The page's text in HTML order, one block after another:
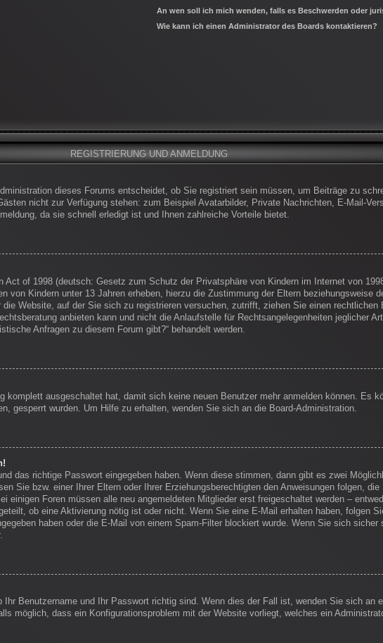
An wen soll ich mich wenden, falls es Beschwerden oder
Wie kann ich einen Administrator des Boards kontaktieren?
REGISTRIERUNG UND ANMELDUNG
dieses Forums entscheidet, ob Sie registriert sein müssen, um Beiträge zu
nicht zur Verfügung stehen: zum Beispiel Avatarbilder, Private Nachrichten, E-Mail-
da sie schnell erledigt ist und Ihnen zahlreiche Vorteile bietet.
Act of 1998 (deutsch: Gesetz zum Schutz der Privatsphäre von Kindern im Internet von
von Kindern unter 13 Jahren erheben, hierzu die Zustimmung der Eltern beziehungsweise
Website, auf der Sie sich zu registrieren versuchen, zutrifft, ziehen Sie einen rechtlichen
anbieten kann und nicht die Anlaufstelle für Rechtsangelegenheiten jeglicher
Anfragen zu diesem Forum gibt?“ behandelt werden.
komplett ausgeschaltet hat, damit sich keine neuen Benutzer mehr anmelden können. Es
gesperrt wurden. Um Hilfe zu erhalten, wenden Sie sich an die Board-Administration.
das richtige Passwort eingegeben haben. Wenn diese stimmen, dann gibt es zwei
Sie bzw. einer Ihrer Eltern oder Ihrer Erziehungsberechtigten den Anweisungen folgen,
einigen Foren müssen alle neu angemeldeten Mitglieder erst freigeschaltet werden –
ob eine Aktivierung nötig ist oder nicht. Wenn Sie eine E-Mail erhalten haben, folgen
haben oder die E-Mail von einem Spam-Filter blockiert wurde. Wenn Sie sich
Benutzername und Ihr Passwort richtig sind. Wenn dies der Fall ist, wenden Sie sich an
möglich, dass ein Konfigurationsproblem mit der Website vorliegt, welches ein